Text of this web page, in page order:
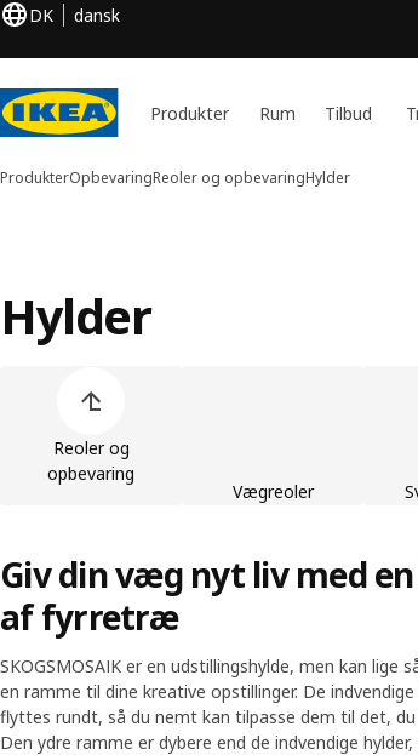
DK dansk
Produkter Rum Tilbud
ProdukterOpbevaringReoler og opbevaringHylder
Hylder
Reoler og
opbevaring
Vægreoler
Giv din væg nyt liv med
af fyrretræ
SKOGSMOSAIK er en udstillingshylde, men kan lige
en ramme til dine kreative opstillinger. De indvendige
flyttes rundt, så du nemt kan tilpasse dem til det, du
Den ydre ramme er dybere end de indvendige